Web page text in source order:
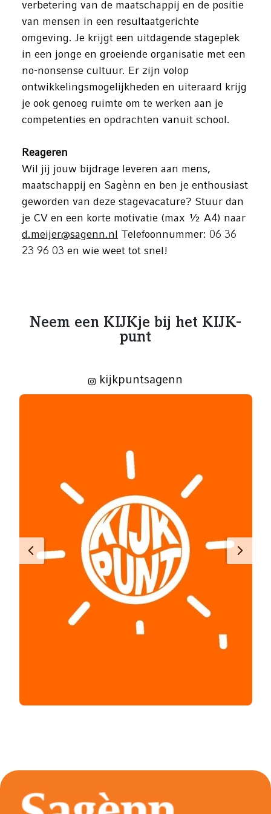
verbetering van de maatschappij en de positie
van mensen in een resultaatgerichte
omgeving. Je krijgt een uitdagende stageplek
in een jonge en groeiende organisatie met een
no-nonsense cultuur. Er zijn volop
ontwikkelingsmogelijkheden en uiteraard krijg
je ook genoeg ruimte om te werken aan je
competenties en opdrachten vanuit school.
Reageren
Wil jij jouw bijdrage leveren aan mens,
maatschappij en Sagènn en ben je enthousiast
geworden van deze stagevacature? Stuur dan
je CV en een korte motivatie (max ½ A4) naar
d.meijer@sagenn.nl
Telefoonnummer: 06 36
23 96 03 en wie weet tot snel!
Neem een KIJKje bij het KIJK-
punt
kijkpuntsagenn